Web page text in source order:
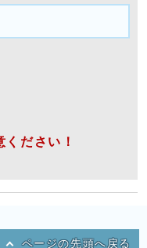
ださい！
ページの先頭へ戻る